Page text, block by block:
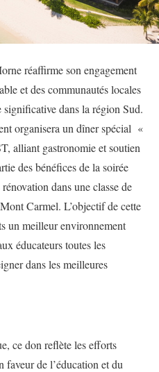
réaffirme son engagement
et des communautés locales
dans la région Sud.
organisera un dîner spécial «
alliant gastronomie et soutien
des bénéfices de la soirée
dans une classe de
Carmel. L’objectif de cette
un meilleur environnement
éducateurs toutes les
dans les meilleures
ce don reflète les efforts
de l’éducation et du